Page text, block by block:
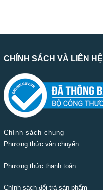
CHÍNH SÁCH VÀ LIÊN HỆ
Chính sách chung
Phương thức vận chuyển
Phương thức thanh toán
Chính sách đổi trả sản phẩm